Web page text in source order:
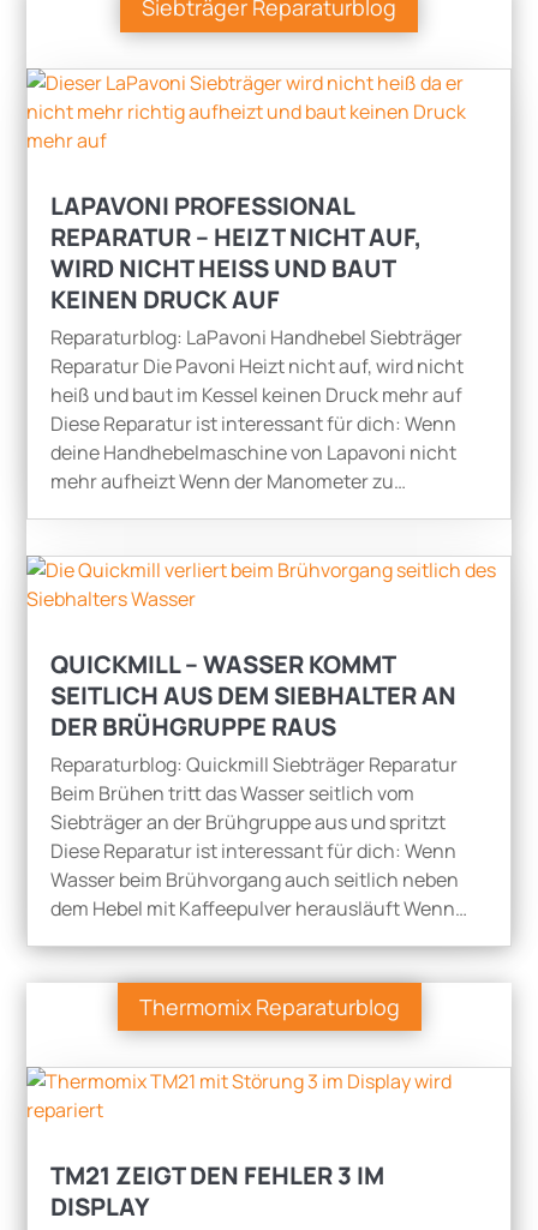
Siebträger Reparaturblog
LAPAVONI PROFESSIONAL
REPARATUR – HEIZT NICHT AUF,
WIRD NICHT HEISS UND BAUT K
EINEN DRUCK AUF
Reparaturblog: LaPavoni Handhebel Siebträger
Reparatur Die Pavoni Heizt nicht auf, wird nicht
heiß und baut im Kessel keinen Druck mehr auf
Diese Reparatur ist interessant für dich: Wenn
deine Handhebelmaschine von Lapavoni nicht
mehr aufheizt Wenn der Manometer zu…
QUICKMILL – WASSER KOMMT
SEITLICH AUS DEM SIEBHALTER AN
DER BRÜHGRUPPE RAUS
Reparaturblog: Quickmill Siebträger Reparatur
Beim Brühen tritt das Wasser seitlich vom
Siebträger an der Brühgruppe aus und spritzt
Diese Reparatur ist interessant für dich: Wenn
Wasser beim Brühvorgang auch seitlich neben
dem Hebel mit Kaffeepulver herausläuft Wenn…
Thermomix Reparaturblog
TM21 ZEIGT DEN FEHLER 3 IM
DISPLAY